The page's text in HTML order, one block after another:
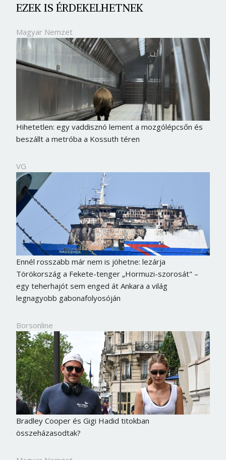
EZEK IS ÉRDEKELHETNEK
Magyar Nemzet
Hihetetlen: egy vaddisznó lement a mozgólépcsőn és
beszállt a metróba a Kossuth téren
VG
Ennél rosszabb már nem is jöhetne: lezárja
Törökország a Fekete-tenger „Hormuzi-szorosát" –
egy teherhajót sem enged át Ankara a világ
legnagyobb gabonafolyosóján
Borsonline
Bradley Cooper és Gigi Hadid titokban
összeházasodtak?